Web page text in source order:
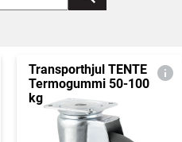
Transporthjul TENTE
Termogummi 50-100
kg